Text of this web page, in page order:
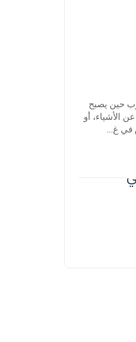
حين يصبح
الأشياء، أو
في غ...